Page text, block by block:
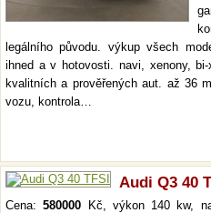
legálního původu. výkup všech
ihned a v hotovosti. navi, xenony,
kvalitních a prověřených aut. až 36
vozu, kontrola…
Audi Q3 40
Cena:580000 Kč, výkon 140 kw,